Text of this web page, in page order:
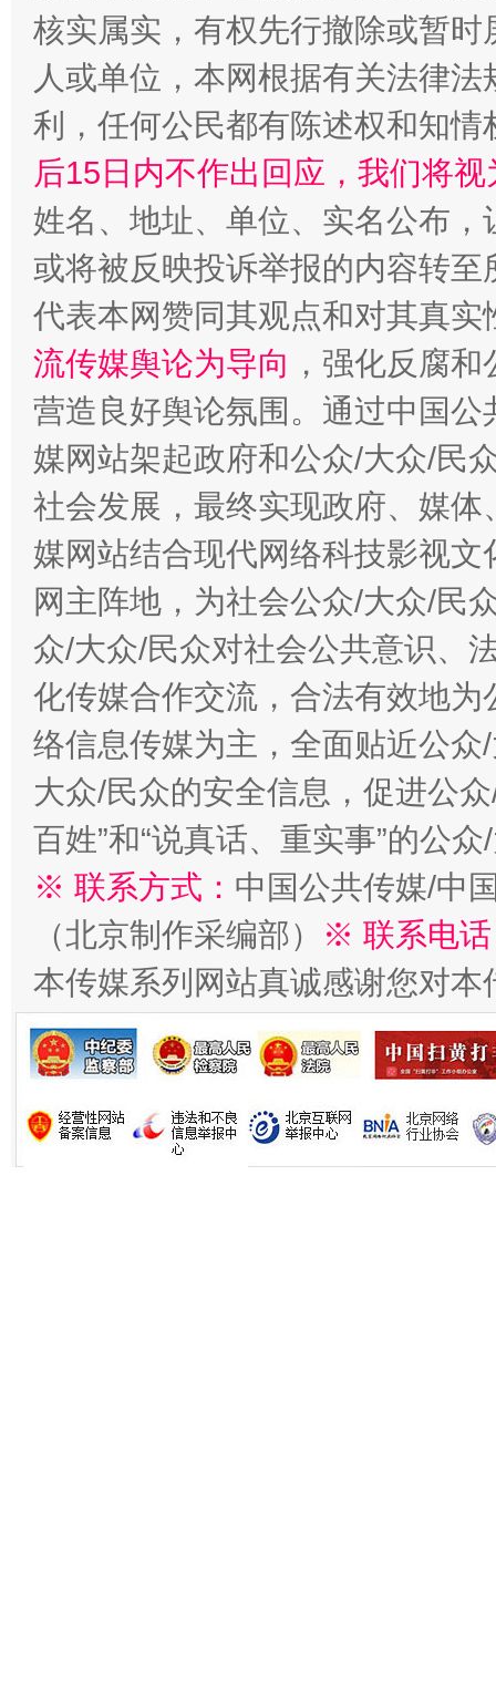
网上购药对药下症？
这是一记警钟！ 谢
今
习近平的博鳌关键词
魏明亮
核实属实，有权先行撤除或暂
人或单位，本网根据有关法律
利，任何公民都有陈述权和知情
后15日内不作出回应，我们将
姓名、地址、单位、实名公布
或将被反映投诉举报的内容转
代表本网赞同其观点和对其真实
流传媒舆论为导向 ，强化反腐
营造良好舆论氛围。通过中国
媒网站架起政府和公众/大众/民
社会发展，最终实现政府、媒
媒网站结合现代网络科技影视
网主阵地，为社会公众/大众/民
众/大众/民众对社会公共意识、
化传媒合作交流，合法有效地
络信息传媒为主，全面贴近公
大众/民众的安全信息，促进公
百姓”和“说真话、重实事”的公
※ 联系方式： 中国公共传媒/中
（北京制作采编部）
※ 联系电
本传媒系列网站真诚感谢您对